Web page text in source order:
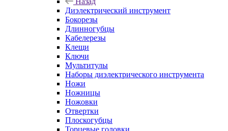
Диэлектрический инструмент
Бокорезы
Длинногубцы
Кабелерезы
Клещи
Ключи
Мультитулы
Наборы диэлектрического инструмента
Ножи
Ножницы
Ножовки
Отвертки
Плоскогубцы
Торцевые головки